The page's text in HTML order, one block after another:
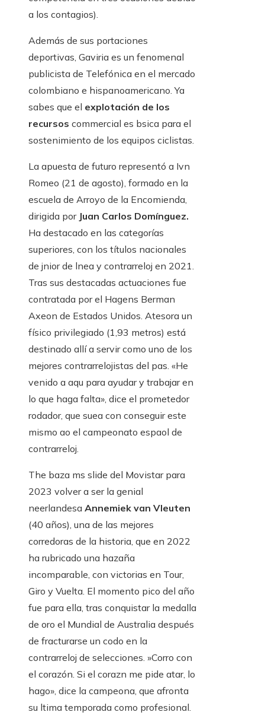
a los contagios).
Además de sus portaciones
deportivas, Gaviria es un fenomenal
publicista de Telefónica en el mercado
colombiano e hispanoamericano. Ya
sabes que el explotación de los
recursos commercial es bsica para el
sostenimiento de los equipos ciclistas.
La apuesta de futuro representó a Ivn
Romeo (21 de agosto), formado en la
escuela de Arroyo de la Encomienda,
dirigida por Juan Carlos Domínguez.
Ha destacado en las categorías
superiores, con los títulos nacionales
de jnior de lnea y contrarreloj en 2021.
Tras sus destacadas actuaciones fue
contratada por el Hagens Berman
Axeon de Estados Unidos. Atesora un
físico privilegiado (1,93 metros) está
destinado allí a servir como uno de los
mejores contrarrelojistas del pas. «He
venido a aqu para ayudar y trabajar en
lo que haga falta», dice el prometedor
rodador, que suea con conseguir este
mismo ao el campeonato espaol de
contrarreloj.
The baza ms slide del Movistar para
2023 volver a ser la genial
neerlandesa Annemiek van Vleuten
(40 años), una de las mejores
corredoras de la historia, que en 2022
ha rubricado una hazaña
incomparable, con victorias en Tour,
Giro y Vuelta. El momento pico del año
fue para ella, tras conquistar la medalla
de oro el Mundial de Australia después
de fracturarse un codo en la
contrarreloj de selecciones. »Corro con
el corazón. Si el corazn me pide atar, lo
hago», dice la campeona, que afronta
su ltima temporada como profesional.